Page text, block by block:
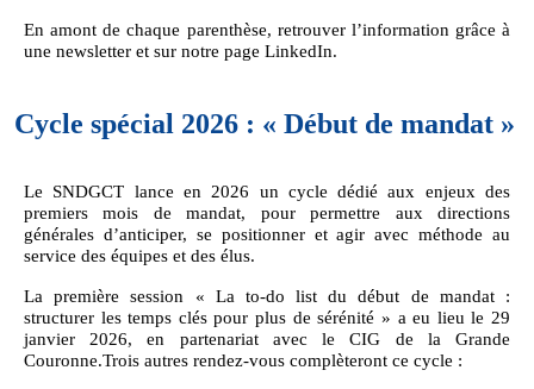
En amont de chaque parenthèse, retrouver l’information grâce à
une newsletter et sur notre page LinkedIn.
Cycle spécial 2026 : « Début de mandat »
Le SNDGCT lance en 2026 un cycle dédié aux enjeux des
premiers mois de mandat, pour permettre aux directions
générales d’anticiper, se positionner et agir avec méthode au
service des équipes et des élus.
La première session « La to-do list du début de mandat :
structurer les temps clés pour plus de sérénité » a eu lieu le 29
janvier 2026, en partenariat avec le CIG de la Grande
Couronne.Trois autres rendez-vous complèteront ce cycle :